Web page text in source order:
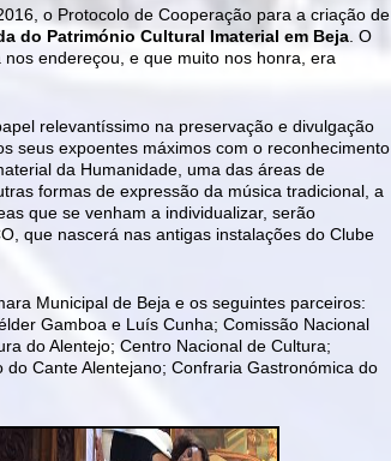
o Protocolo de Cooperação para a criação de
do Património Cultural Imaterial em Beja . O
endereçou, e que muito nos honra, era
relevantíssimo na preservação e divulgação
seus expoentes máximos com o reconhecimento
da Humanidade, uma das áreas de
formas de expressão da música tradicional, a
que se venham a individualizar, serão
que nascerá nas antigas instalações do Clube
Municipal de Beja e os seguintes parceiros:
Gamboa e Luís Cunha; Comissão Nacional
do Alentejo; Centro Nacional de Cultura;
do Cante Alentejano; Confraria Gastronómica do